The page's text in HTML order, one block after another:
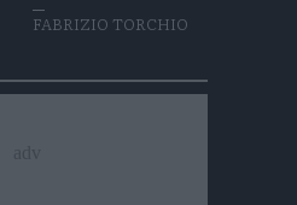
FABRIZIO TORCHIO